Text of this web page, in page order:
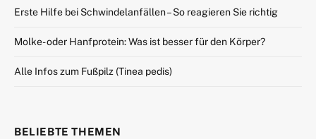
Erste Hilfe bei Schwindelanfällen – So reagieren Sie richtig
Molke- oder Hanfprotein: Was ist besser für den Körper?
Alle Infos zum Fußpilz (Tinea pedis)
BELIEBTE THEMEN